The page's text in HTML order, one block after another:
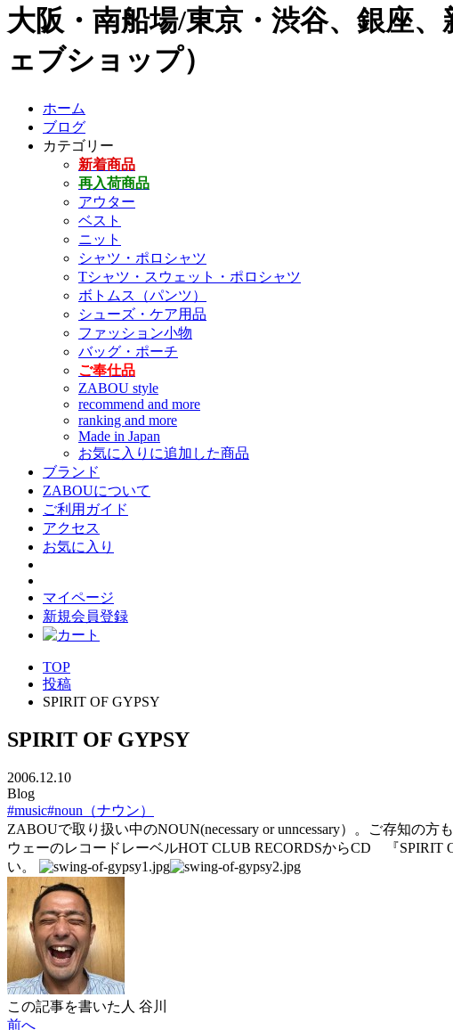
大阪・南船場/東京・渋谷、銀座
ェブショップ）
ホーム
ブログ
カテゴリー
新着商品
再入荷商品
アウター
ベスト
ニット
シャツ・ポロシャツ
Tシャツ・スウェット・ポロシャツ
ボトムス（パンツ）
シューズ・ケア用品
ファッション小物
バッグ・ポーチ
ご奉仕品
ZABOU style
recommend and more
ranking and more
Made in Japan
お気に入りに追加した商品
ブランド
ZABOUについて
ご利用ガイド
アクセス
お気に入り
マイページ
新規会員登録
TOP
投稿
SPIRIT OF GYPSY
SPIRIT OF GYPSY
2006.12.10
Blog
#music#noun（ナウン）
ZABOUで取り扱い中のNOUN(necessary or unncessary）。ご存知の
ウェーのレコードレーベルHOT CLUB RECORDSからCD 『
い。
この記事を書いた人 谷川
前へ